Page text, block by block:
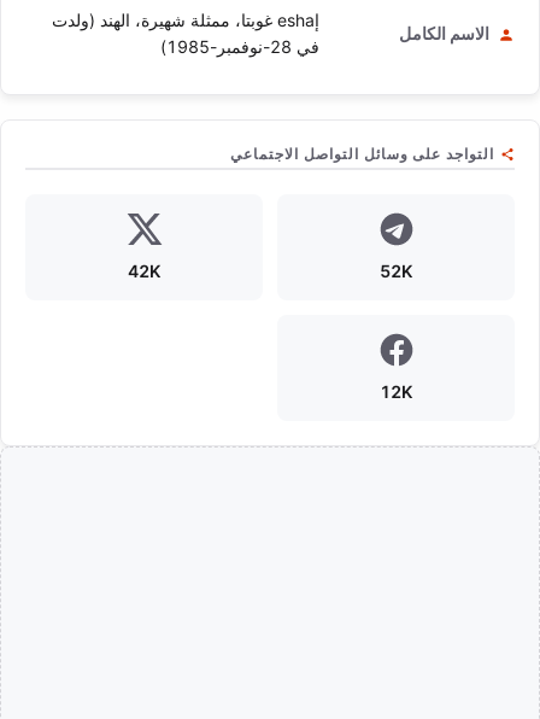
الاسم الكامل
إesha غوبتا، ممثلة شهيرة، الهند (ولدت
في 28-نوفمبر-1985)
التواجد على وسائل التواصل الاجتماعي
52K
42K
12K